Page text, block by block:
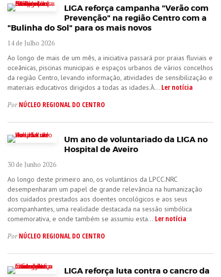
LIGA reforça campanha "Verão com
Prevenção" na região Centro com a
"Bulinha do Sol" para os mais novos
14 de Julho 2026
Ao longo de mais de um mês, a iniciativa passará por praias fluviais e
oceânicas, piscinas municipais e espaços urbanos de vários concelhos
da região Centro, levando informação, atividades de sensibilização e
materiais educativos dirigidos a todas as idades.À... Ler notícia
PorNÚCLEO REGIONAL DO CENTRO
Um ano de voluntariado da LIGA no
Hospital de Aveiro
30 de Junho 2026
Ao longo deste primeiro ano, os voluntários da LPCC.NRC
desempenharam um papel de grande relevância na humanização
dos cuidados prestados aos doentes oncológicos e aos seus
acompanhantes, uma realidade destacada na sessão simbólica
comemorativa, e onde também se assumiu esta... Ler notícia
PorNÚCLEO REGIONAL DO CENTRO
LIGA reforça luta contra o cancro da